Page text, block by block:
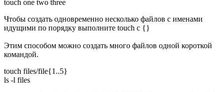
touch one two three
Чтобы создать одновременно несколько файлов с именами
идущими по порядку выполните touch с {}
Этим способом можно создать много файлов одной короткой
командой.
touch files/file{1..5}
ls -l files